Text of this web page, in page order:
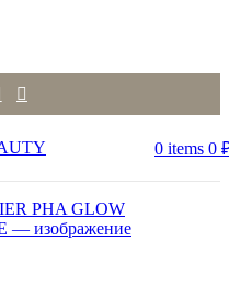
0 items 0